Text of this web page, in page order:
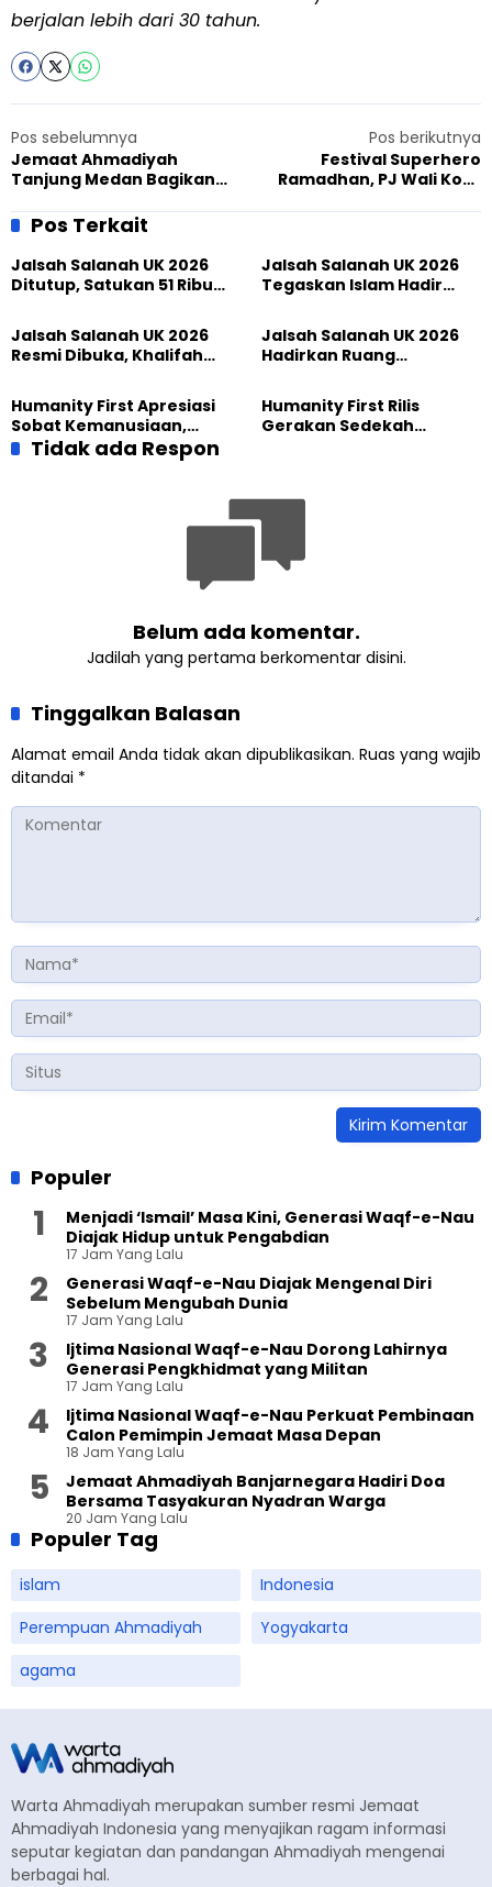
berjalan lebih dari 30 tahun.
Pos sebelumnya
Jemaat Ahmadiyah
Tanjung Medan Bagikan
Warga Jelang Lebaran
Pos berikutnya
Festival Superhero
Ramadhan, PJ Wali Kota
Kembali Donor Darah
Pos Terkait
Jalsah Salanah UK 2026
Ditutup, Satukan 51 Ribu
Jalsah Salanah UK 2026
Tegaskan Islam Hadir
Pengabdian
Jalsah Salanah UK 2026
Resmi Dibuka, Khalifah
Wujudkan Iman dalam
Perubahan Nyata
Jalsah Salanah UK 2026
Hadirkan Ruang
Tokoh Indonesia Turut
Ambil Bagian
Humanity First Apresiasi
Sobat Kemanusiaan,
Sedekah yang
Menghadirkan Harapan
Humanity First Rilis
Gerakan Sedekah
Tidak ada Respon
Belum ada komentar.
Jadilah yang pertama berkomentar disini.
Tinggalkan Balasan
Alamat email Anda tidak akan dipublikasikan. Ruas yang wajib
ditandai *
Populer
Menjadi ‘Ismail’ Masa Kini, Generasi Waqf-e-Nau
Diajak Hidup untuk Pengabdian
17 Jam Yang Lalu
Generasi Waqf-e-Nau Diajak Mengenal Diri
Sebelum Mengubah Dunia
17 Jam Yang Lalu
Ijtima Nasional Waqf-e-Nau Dorong Lahirnya
Generasi Pengkhidmat yang Militan
17 Jam Yang Lalu
Ijtima Nasional Waqf-e-Nau Perkuat Pembinaan
Calon Pemimpin Jemaat Masa Depan
18 Jam Yang Lalu
Jemaat Ahmadiyah Banjarnegara Hadiri Doa
Bersama Tasyakuran Nyadran Warga
20 Jam Yang Lalu
Populer Tag
islam
Indonesia
Perempuan Ahmadiyah
Yogyakarta
agama
Warta Ahmadiyah merupakan sumber resmi Jemaat
Ahmadiyah Indonesia yang menyajikan ragam informasi
seputar kegiatan dan pandangan Ahmadiyah mengenai
berbagai hal.